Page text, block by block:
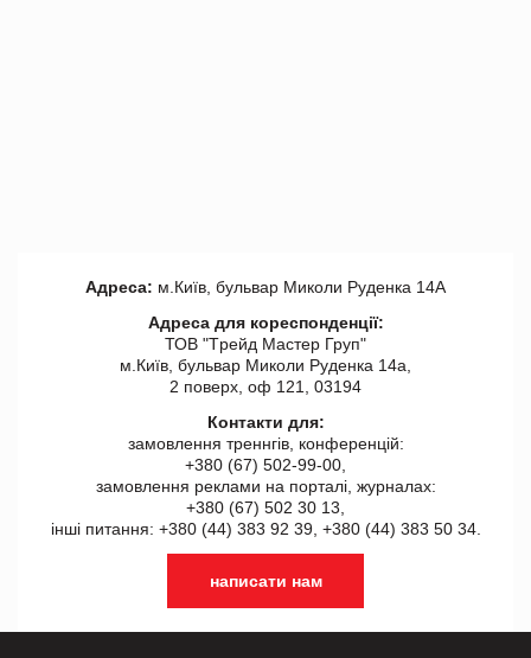
Адреса: м.Київ, бульвар Миколи Руденка 14А
Адреса для кореспонденції:
ТОВ "Tрейд Мастер Груп"
м.Київ, бульвар Миколи Руденка 14а,
2 поверх, оф 121, 03194
Контакти для:
замовлення треннгів, конференцій:
+380 (67) 502-99-00,
замовлення реклами на порталі, журналах:
+380 (67) 502 30 13,
інші питання: +380 (44) 383 92 39, +380 (44) 383 50 34.
написати нам